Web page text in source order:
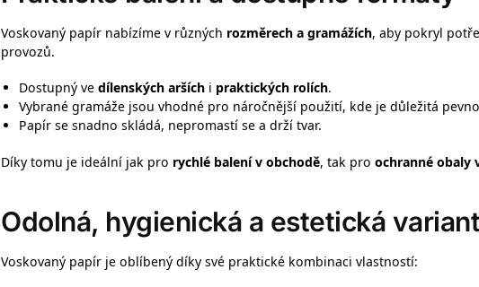
Voskovaný papír nabízíme v různých rozměrech a gramážích, aby pokryl
provozů.
Dostupný ve dílenských arších i praktických rolích.
Vybrané gramáže jsou vhodné pro náročnější použití, kde je důležitá
Papír se snadno skládá, nepromastí se a drží tvar.
Díky tomu je ideální jak pro rychlé balení v obchodě, tak pro ochranné obaly
Odolná, hygienická a estetická
Voskovaný papír je oblíbený díky své praktické kombinaci vlastností: